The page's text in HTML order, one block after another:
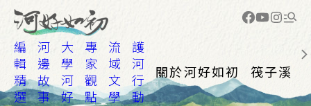
編
輯
精
選
河
邊
故
事
大
學
河
好
專
家
觀
點
流
域
文
學
護
河
行
動
關於河好如初 筏子溪